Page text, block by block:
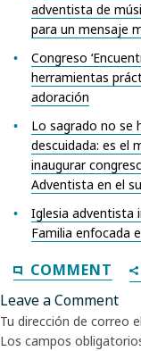
adventista de
para un mensaje
Congreso
herramientas
adoración
Lo sagrado no se
descuidada: es el
inaugurar
Adventista en el
Iglesia adventista
Familia enfocada
COMMENT
Leave a Comment
Tu dirección de correo
Los campos